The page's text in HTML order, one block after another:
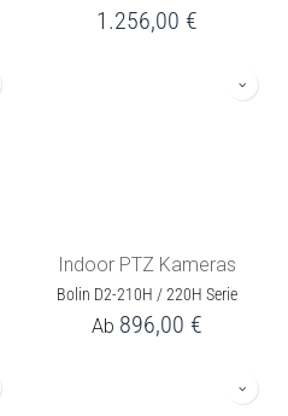
1.256,00 €
Indoor PTZ Kameras
Bolin D2-210H / 220H Serie
Ab 896,00 €